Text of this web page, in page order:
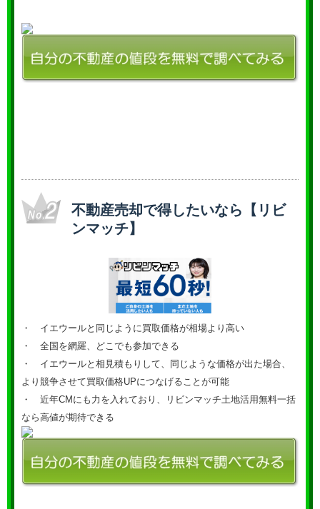
不動産売却で得したいなら【リビ
ンマッチ】
・ イエウールと同じように買取価格が相場より高い
・ 全国を網羅、どこでも参加できる
・ イエウールと相見積もりして、同じような価格が出た場合、
より競争させて買取価格UPにつなげることが可能
・ 近年CMにも力を入れており、リビンマッチ土地活用無料一括
なら高値が期待できる